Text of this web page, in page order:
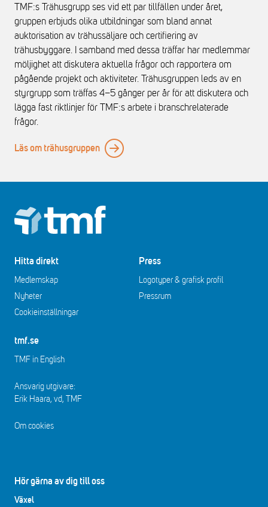
TMF:s Trähusgrupp ses vid ett par tillfällen under året,
gruppen erbjuds olika utbildningar som bland annat
auktorisation av trähussäljare och certifiering av
trähusbyggare. I samband med dessa träffar har medlemmar
möljighet att diskutera aktuella frågor och rapportera om
pågående projekt och aktiviteter. Trähusgruppen leds av en
styrgrupp som träffas 4–5 gånger per år för att diskutera och
lägga fast riktlinjer för TMF:s arbete i branschrelaterade
frågor.
Läs om trähusgruppen
Footer
Hitta direkt
Medlemskap
Nyheter
Cookieinställningar
Press
Logotyper & grafisk profil
Pressrum
tmf.se
TMF in English
Ansvarig utgivare:
Erik Haara, vd, TMF
Om cookies
Hör gärna av dig till oss
Växel